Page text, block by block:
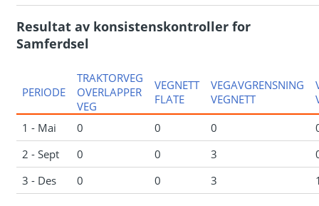
Resultat av konsistenskontroller for
Samferdsel
PERIODE
TRAKTORVEG
OVERLAPPER
VEG
VEGNETT
FLATE
VEGAVGRENSNING
VEGNETT
1 - Mai
0 0 0
2 - Sept
0 0 3
3 - Des
0 0 3